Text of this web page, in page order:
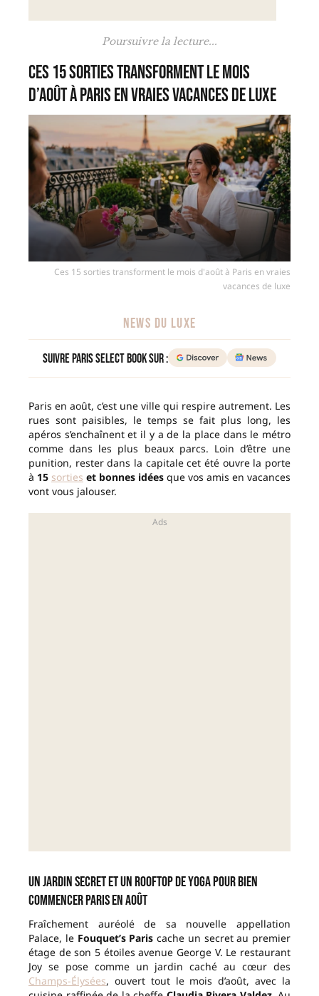
Poursuivre la lecture...
Ces 15 sorties transforment le mois
d’août à Paris en vraies vacances de luxe
Ces 15 sorties transforment le mois d'août à Paris en vraies
vacances de luxe
NEWS DU LUXE
Suivre Paris Select Book sur :
Paris en août, c’est une ville qui respire autrement. Les
rues sont paisibles, le temps se fait plus long, les
apéros s’enchaînent et il y a de la place dans le métro
comme dans les plus beaux parcs. Loin d’être une
punition, rester dans la capitale cet été ouvre la porte
à 15 sorties et bonnes idées que vos amis en vacances
vont vous jalouser.
Un jardin secret et un rooftop de yoga pour bien
commencer Paris en août
Fraîchement auréolé de sa nouvelle appellation
Palace, le Fouquet’s Paris cache un secret au premier
étage de son 5 étoiles avenue George V. Le restaurant
Joy se pose comme un jardin caché au cœur des
Champs-Élysées, ouvert tout le mois d’août, avec la